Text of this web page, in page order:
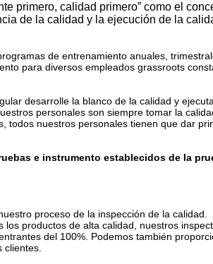
primero, calidad primero” como el
de la calidad y la ejecución de la
de entrenamiento anuales,
para diversos empleados grassroots
desarrolle la blanco de la calidad y
personales son siempre tomar la
todos nuestros personales tienen que dar
e instrumento establecidos de la
proceso de la inspección de la calidad.
productos de alta calidad, nuestros
del 100%. Podemos también